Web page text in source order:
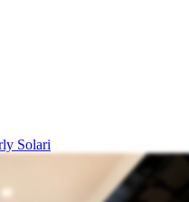
Solari